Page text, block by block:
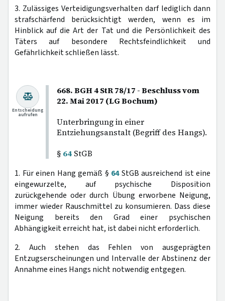
3. Zulässiges Verteidigungsverhalten darf lediglich dann
strafschärfend berücksichtigt werden, wenn es im
Hinblick auf die Art der Tat und die Persönlichkeit des
Täters auf besondere Rechtsfeindlichkeit und
Gefährlichkeit schließen lässt.
668. BGH 4 StR 78/17 - Beschluss vom
22. Mai 2017 (LG Bochum)
Unterbringung in einer
Entziehungsanstalt (Begriff des Hangs).
§ 64 StGB
Entscheidung
aufrufen
1. Für einen Hang gemäß § 64StGB ausreichend ist eine
eingewurzelte, auf psychische Disposition
zurückgehende oder durch Übung erworbene Neigung,
immer wieder Rauschmittel zu konsumieren. Dass diese
Neigung bereits den Grad einer psychischen
Abhängigkeit erreicht hat, ist dabei nicht erforderlich.
2. Auch stehen das Fehlen von ausgeprägten
Entzugserscheinungen und Intervalle der Abstinenz der
Annahme eines Hangs nicht notwendig entgegen.